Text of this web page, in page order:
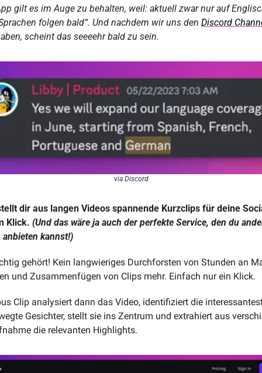
gilt es im Auge zu behalten, weil: aktuell zwar nur auf
folgen bald“. Und nachdem wir uns den Discord
scheint das seeeehr bald zu sein.
via Discord
dir aus langen Videos spannende Kurzclips für deine
Klick. (Und das wäre ja auch der perfekte Service, den du
anbieten kannst!)
gehört! Kein langwieriges Durchforsten von Stunden an
und Zusammenfügen von Clips mehr. Einfach nur ein Klick.
Clip analysiert dann das Video, identifiziert die
Gesichter, stellt sie ins Zentrum und extrahiert aus
die relevanten Highlights.